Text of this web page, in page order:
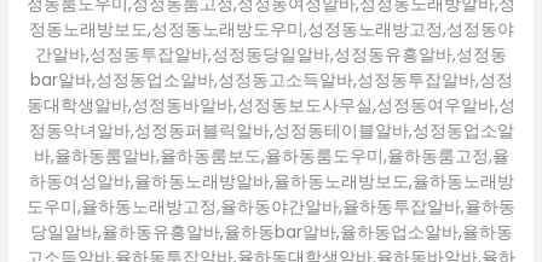
정동노래방보도,성정동노래방도우미,성정동노래방고정,성정동야
간알바,성정동투잡알바,성정동당일알바,성정동유흥알바,성정동
bar알바,성정동업소알바,성정동고소득알바,성정동투잡알바,성정
동대학생알바,성정동바알바,성정동보도사무실,성정동여우알바,성
정동악녀알바,성정동퍼블릭알바,성정동테이블알바,성정동업소알
바,율하동룸알바,율하동룸보도,율하동룸도우미,율하동룸고정,율
하동여성알바,율하동노래방알바,율하동노래방보도,율하동노래방
도우미,율하동노래방고정,율하동야간알바,율하동투잡알바,율하동
당일알바,율하동유흥알바,율하동bar알바,율하동업소알바,율하동